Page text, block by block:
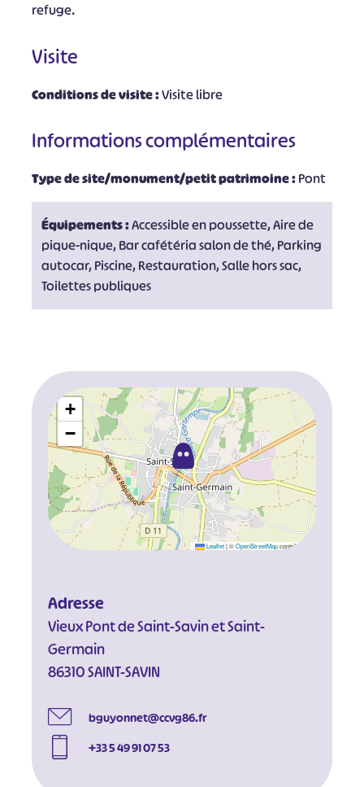
refuge.
Visite
Conditions de visite :Visite libre
Informations complémentaires
Type de site/monument/petit patrimoine :Pont
Équipements :Accessible en poussette, Aire de
pique-nique, Bar cafétéria salon de thé, Parking
autocar, Piscine, Restauration, Salle hors sac,
Toilettes publiques
+
−
Leaflet |©OpenStreetMapcontributors
Adresse
Vieux Pont de Saint-Savin et Saint-
Germain
86310 SAINT-SAVIN
bguyonnet@ccvg86.fr
+33 5 49 91 07 53